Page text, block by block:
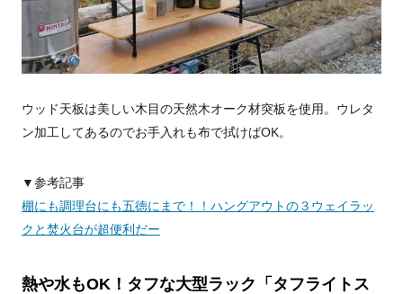
ウッド天板は美しい木目の天然木オーク材突板を使用。ウレタ
ン加工してあるのでお手入れも布で拭けばOK。
▼参考記事
棚にも調理台にも五徳にまで！！ハングアウトの３ウェイラッ
クと焚火台が超便利だー
熱や水もOK！タフな大型ラック「タフライトス